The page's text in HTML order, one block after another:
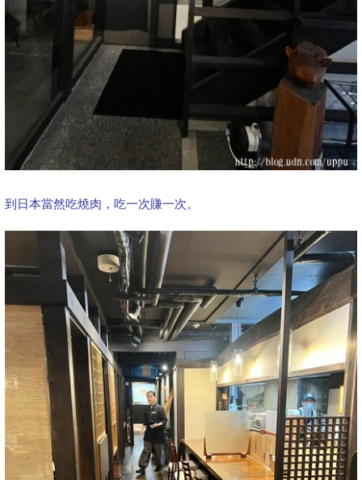
到日本當然吃燒肉，吃一次賺一次。